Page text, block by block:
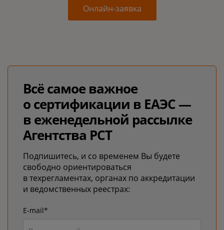
Онлайн-заявка
Всё самое важное
о сертификации в ЕАЭС —
в еженедельной рассылке
Агентства РСТ
Подпишитесь, и со временем Вы будете
свободно ориентироваться
в техрегламентах, органах по аккредитации
и ведомственных реестрах:
E-mail*